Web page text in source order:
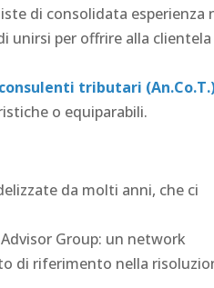
di consolidata esperienza
unirsi per offrire alla clientela
tributari
o equiparabili.
da molti anni, che ci
Group: un network
di riferimento nella